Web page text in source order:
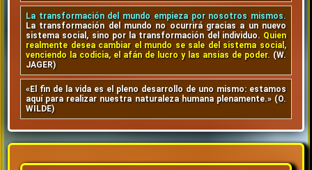
La transformación del mundo empieza por nosotros mismos.
La transformación del mundo no ocurrirá gracias a un nuevo
sistema social, sino por la transformación del individuo. Quien
realmente desea cambiar el mundo se sale del sistema social,
venciendo la codicia, el afán de lucro y las ansias de poder. (W.
JAGER)
«El fin de la vida es el pleno desarrollo de uno mismo: estamos
aquí para realizar nuestra naturaleza humana plenamente.» (O.
WILDE)